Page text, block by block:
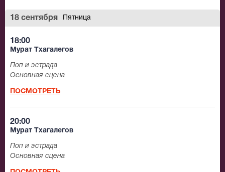
18 сентября Пятница
18:00
Мурат Тхагалегов
Поп и эстрада
Основная сцена
ПОСМОТРЕТЬ
20:00
Мурат Тхагалегов
Поп и эстрада
Основная сцена